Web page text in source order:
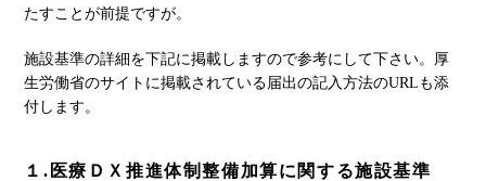
たすことが前提ですが。
施設基準の詳細を下記に掲載しますので参考にして下さい。厚
生労働省のサイトに掲載されている届出の記入方法のURLも添
付します。
１.医療ＤＸ推進体制整備加算に関する施設基準